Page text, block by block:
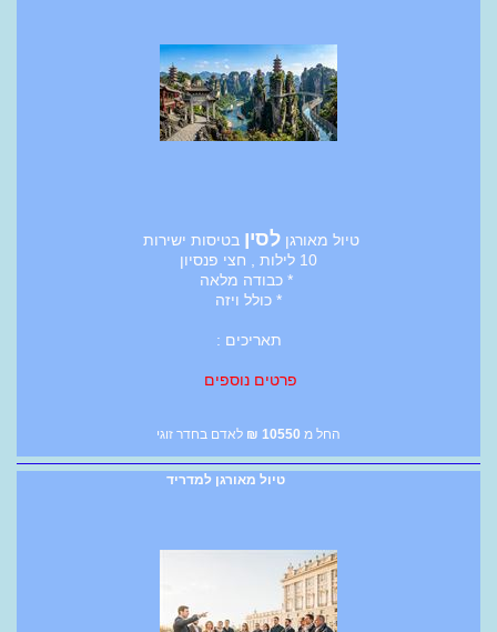
טיול מאורגןלסין בטיסות ישירות
10 לילות , חצי פנסיון
* כבודה מלאה
* כולל ויזה
תאריכים :
פרטים נוספים
החל מ 10550
₪ לאדם בחדר זוגי
טיול מאורגן למדריד